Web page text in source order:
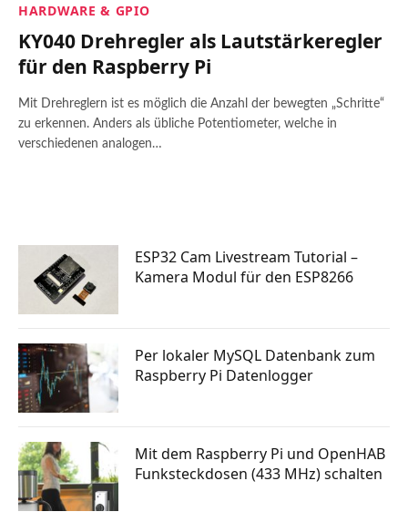
HARDWARE & GPIO
KY040 Drehregler als Lautstärkeregler
für den Raspberry Pi
Mit Drehreglern ist es möglich die Anzahl der bewegten „Schritte“
zu erkennen. Anders als übliche Potentiometer, welche in
verschiedenen analogen…
ESP32 Cam Livestream Tutorial –
Kamera Modul für den ESP8266
Per lokaler MySQL Datenbank zum
Raspberry Pi Datenlogger
Mit dem Raspberry Pi und OpenHAB
Funksteckdosen (433 MHz) schalten